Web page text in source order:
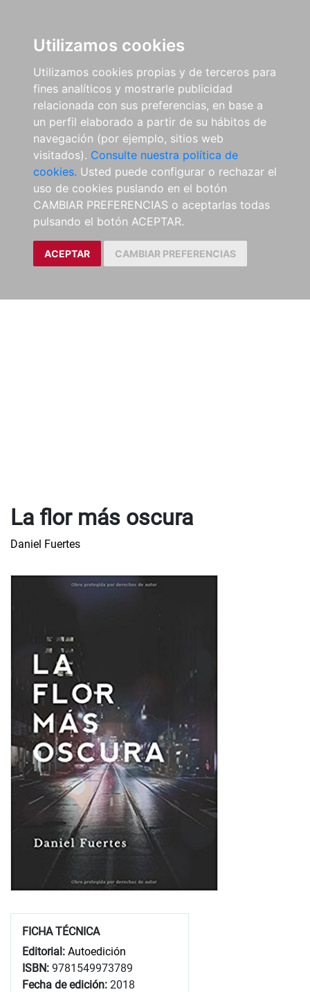
Utilizamos cookies
Utilizamos cookies propias y de terceros para
fines analíticos y mostrarle publicidad
relacionada con sus preferencias, en base a
un perfil elaborado a partir de su hábitos de
navegación (por ejemplo, sitios web
visitados). Consulte nuestra política de
cookies. Usted puede configurar o rechazar el
uso de cookies puslando en el botón
CAMBIAR PREFERENCIAS o aceptarlas todas
pulsando el botón ACEPTAR.
ACEPTAR CAMBIAR PREFERENCIAS
La flor más oscura
Daniel Fuertes
FICHA TÉCNICA
Editorial: Autoedición
ISBN: 9781549973789
Fecha de edición: 2018